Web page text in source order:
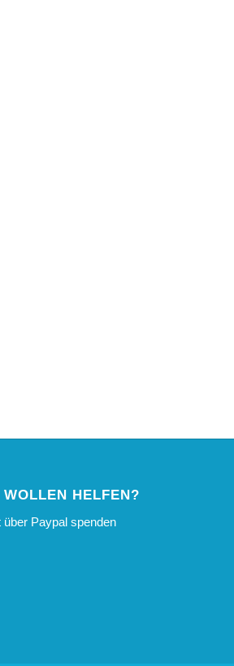
WOLLEN HELFEN?
über Paypal spenden